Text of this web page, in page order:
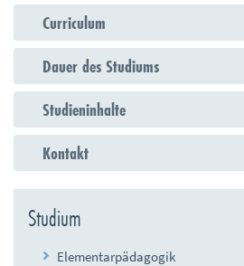
Curriculum
Dauer des Studiums
Studieninhalte
Kontakt
Studium
Elementarpädagogik